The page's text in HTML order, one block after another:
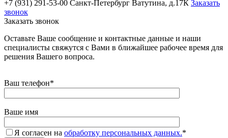
+7 (931) 291-53-00 Санкт-Петербург Ватутина, д.17К Заказать
звонок
Заказать звонок
Оставьте Ваше сообщение и контактные данные и наши
специалисты свяжутся с Вами в ближайшее рабочее время для
решения Вашего вопроса.
Ваш телефон*
Ваше имя
Я согласен на обработку персональных данных.*